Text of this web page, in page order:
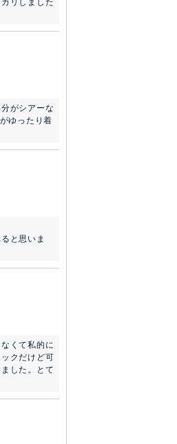
リしました
がシアーな
ゆったり着
と思いま
くて私的に
クだけど可
した。とて